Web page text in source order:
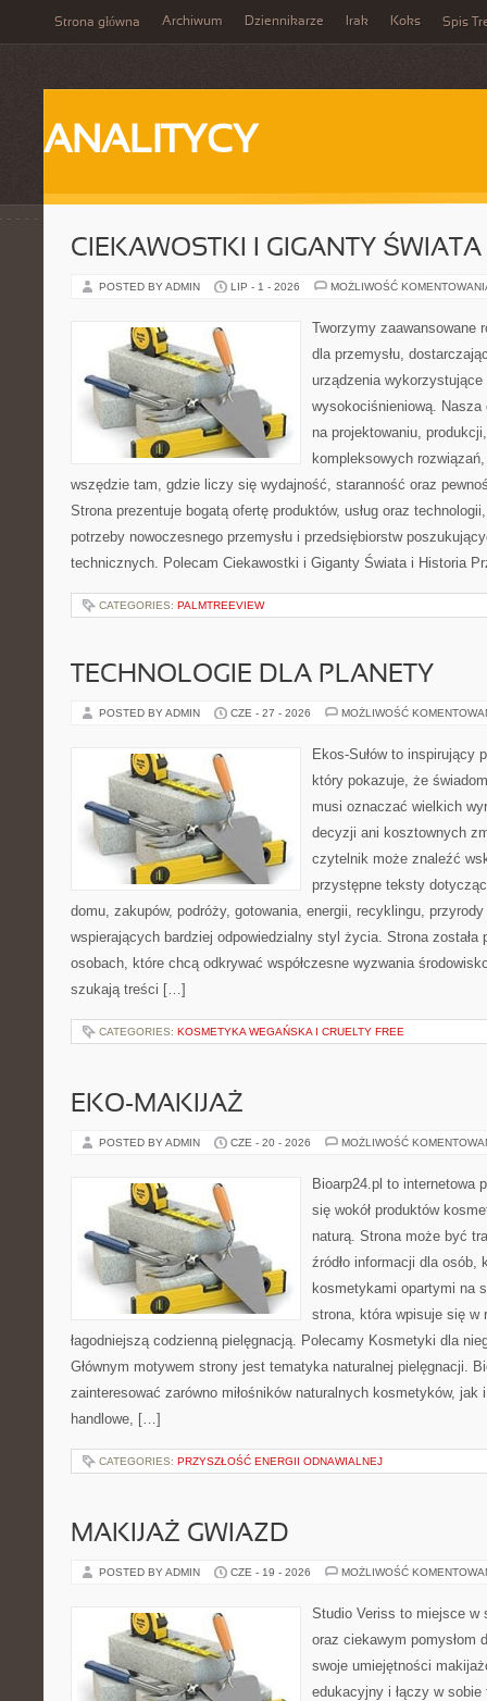
Strona główna Archiwum Dziennikarze Irak Koks Spis
ANALITYCY
CIEKAWOSTKI I GIGANTY ŚWIATA
POSTED BY ADMIN LIP - 1 - 2026 MOŻLIWOŚĆ
Tworzymy zaawansowane
dla przemysłu,
urządzenia wykorzystujące
wysokociśnieniową. Nasza
na projektowaniu,
kompleksowych
wszędzie tam, gdzie liczy się wydajność, staranność oraz
Strona prezentuje bogatą ofertę produktów, usług oraz
potrzeby nowoczesnego przemysłu i przedsiębiorstw
technicznych. Polecam Ciekawostki i Giganty Świata i Historia
CATEGORIES: PALMTREEVIEW
TECHNOLOGIE DLA PLANETY
POSTED BY ADMIN CZE - 27 - 2026 MOŻLIWOŚĆ
Ekos-Sułów to inspirujący
który pokazuje, że
musi oznaczać wielkich
decyzji ani kosztownych
czytelnik może znaleźć
przystępne teksty
domu, zakupów, podróży, gotowania, energii, recyklingu,
wspierających bardziej odpowiedzialny styl życia. Strona została
osobach, które chcą odkrywać współczesne wyzwania
szukają treści […]
CATEGORIES: KOSMETYKA WEGAŃSKA I CRUELTY FREE
EKO-MAKIJAŻ
POSTED BY ADMIN CZE - 20 - 2026 MOŻLIWOŚĆ
Bioarp24.pl to internetowa
się wokół produktów
naturą. Strona może być
źródło informacji dla osób,
kosmetykami opartymi na
strona, która wpisuje się w
łagodniejszą codzienną pielęgnacją. Polecamy Kosmetyki dla
Głównym motywem strony jest tematyka naturalnej pielęgnacji.
zainteresować zarówno miłośników naturalnych kosmetyków, jak
handlowe, […]
CATEGORIES: PRZYSZŁOŚĆ ENERGII ODNAWIALNEJ
MAKIJAŻ GWIAZD
POSTED BY ADMIN CZE - 19 - 2026 MOŻLIWOŚĆ
Studio Veriss to miejsce w
oraz ciekawym pomysłom
swoje umiejętności
edukacyjny i łączy w